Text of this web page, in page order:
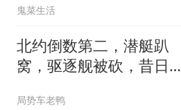
鬼菜生活
北约倒数第二，潜艇趴
窝，驱逐舰被砍，昔日的
局势车老鸭